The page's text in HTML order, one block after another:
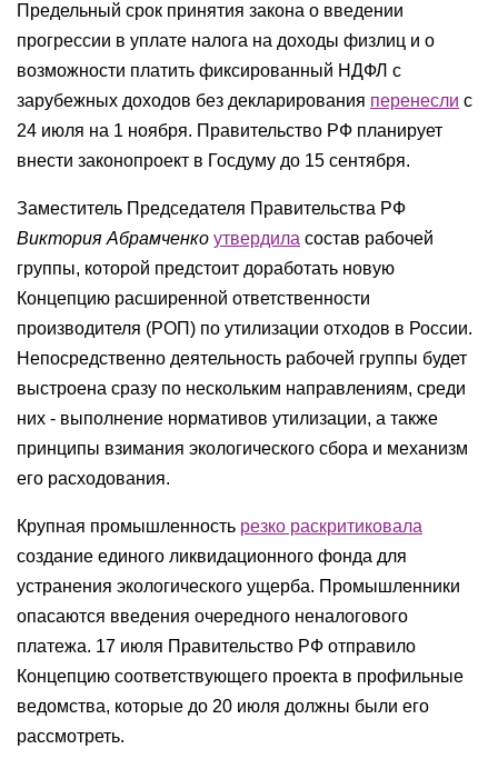
Предельный срок принятия закона о введении
прогрессии в уплате налога на доходы физлиц и о
возможности платить фиксированный НДФЛ с
зарубежных доходов без декларирования перенесли с
24 июля на 1 ноября. Правительство РФ планирует
внести законопроект в Госдуму до 15 сентября.
Заместитель Председателя Правительства РФ
Виктория Абрамченко утвердила состав рабочей
группы, которой предстоит доработать новую
Концепцию расширенной ответственности
производителя (РОП) по утилизации отходов в России.
Непосредственно деятельность рабочей группы будет
выстроена сразу по нескольким направлениям, среди
них - выполнение нормативов утилизации, а также
принципы взимания экологического сбора и механизм
его расходования.
Крупная промышленность резко раскритиковала
создание единого ликвидационного фонда для
устранения экологического ущерба. Промышленники
опасаются введения очередного неналогового
платежа. 17 июля Правительство РФ отправило
Концепцию соответствующего проекта в профильные
ведомства, которые до 20 июля должны были его
рассмотреть.